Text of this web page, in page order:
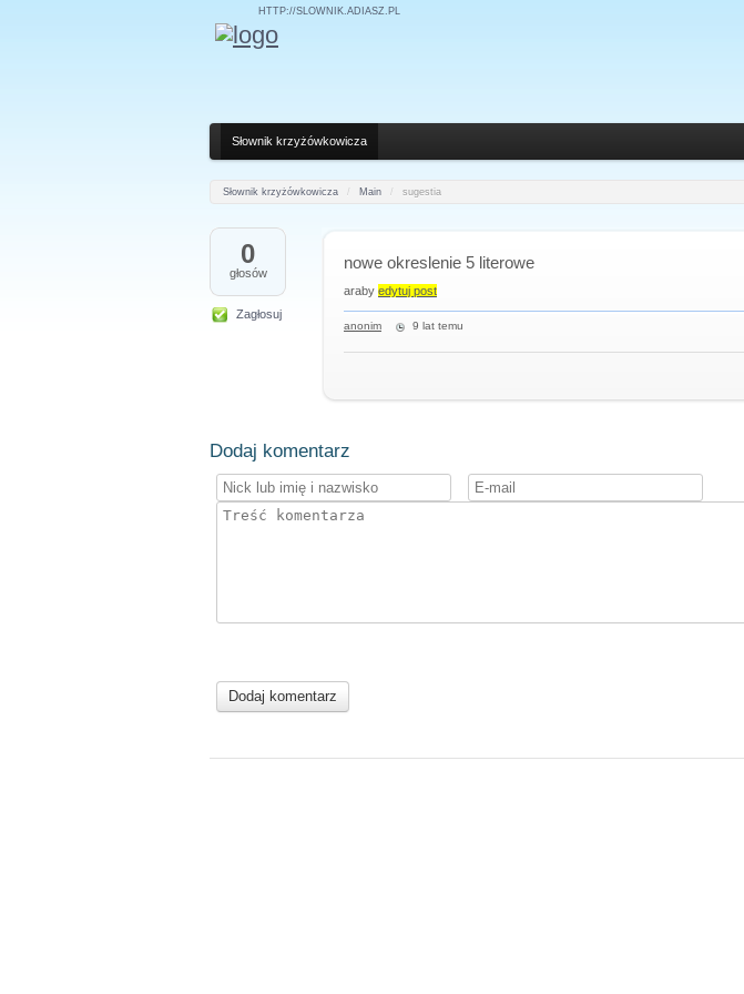
HTTP://SLOWNIK.ADIASZ.PL
Słownik krzyżówkowicza
Słownik krzyżówkowicza / Main / sugestia
0
głosów
Zagłosuj
nowe okreslenie 5 literowe
araby edytuj post
anonim 9 lat temu
Dodaj komentarz